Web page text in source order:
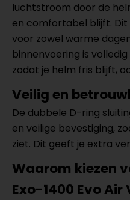
luchtstroom door de
en comfortabel blijft.
voor zowel warme
binnenvoering is
zodat je helm fris blijft,
Veilig en
De dubbele D-ring
en veilige bevestiging,
ziet. Dit geeft je extra
Waarom kiezen
Exo-1400 Evo